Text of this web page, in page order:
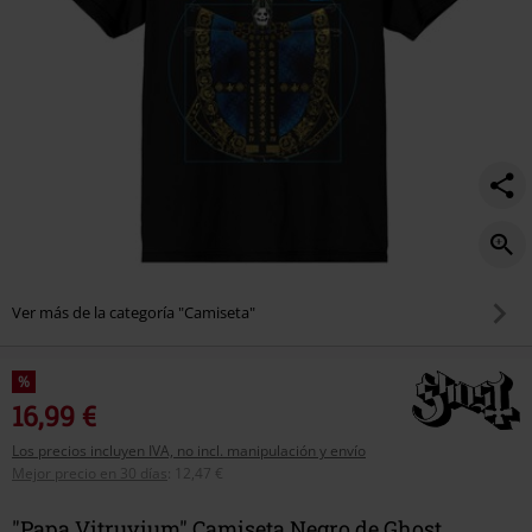
Ver más de la categoría "Camiseta"
%
16,99 €
Los precios incluyen IVA, no incl. manipulación y envío
Mejor precio en 30 días
12,47 €